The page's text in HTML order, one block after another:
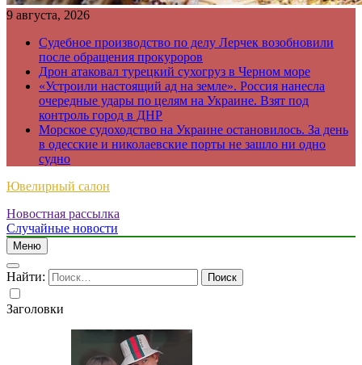
9 августа, 2026
Судебное производство по делу Лерчек возобновили
после обращения прокуроров
Дрон атаковал турецкий сухогруз в Черном море
«Устроили настоящий ад на земле». Россия нанесла
очередные удары по целям на Украине. Взят под
контроль город в ДНР
Морское судоходство на Украине остановилось. За день
в одесские и николаевские порты не зашло ни одно
судно
Ювелирный салон
Новостная рассылка
Случайные новости
Меню
Найти:
Заголовки